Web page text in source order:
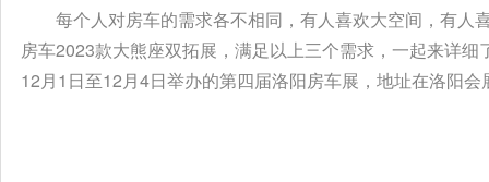
每个人对房车的需求各不相同，有人喜欢大空间，有
房车2023款大熊座双拓展，满足以上三个需求，一起来详
12月1日至12月4日举办的第四届洛阳房车展，地址在洛阳